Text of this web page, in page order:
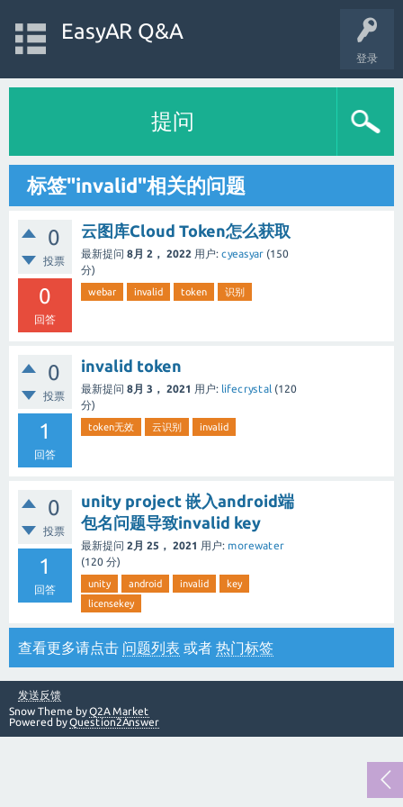
登录
EasyAR Q&A
提问
标签"invalid"相关的问题
0
投票
0
回答
云图库Cloud Token怎么获取
最新提问 8月 2， 2022 用户: cyeasyar (150
分)
webar invalid token 识别
0
投票
1
回答
invalid token
最新提问 8月 3， 2021 用户: lifecrystal (120
分)
token无效 云识别 invalid
0
投票
1
回答
unity project 嵌入android端
包名问题导致invalid key
最新提问 2月 25， 2021 用户: morewater
(120 分)
unity android invalid
key
licensekey
查看更多请点击 问题列表 或者 热门标签
发送反馈
Snow Theme byQ2A Market
Powered byQuestion2Answer